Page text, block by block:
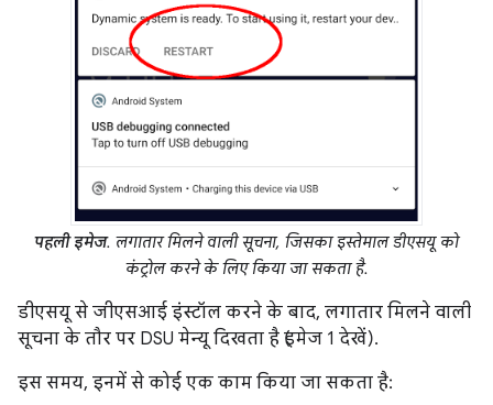
पहली इमेज. लगातार मिलने वाली सूचना, जिसका इस्तेमाल डीएसयू को
कंट्रोल करने के लिए किया जा सकता है.
डीएसयू से जीएसआई इंस्टॉल करने के बाद, लगातार मिलने वाली
सूचना के तौर पर DSU मेन्यू दिखता है (इमेज 1 देखें).
इस समय, इनमें से कोई एक काम किया जा सकता है: